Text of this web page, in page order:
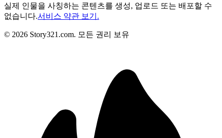
실제 인물을 사칭하는 콘텐츠를 생성, 업로드 또는 배포할 수
없습니다.서비스 약관 보기.
© 2026 Story321.com. 모든 권리 보유